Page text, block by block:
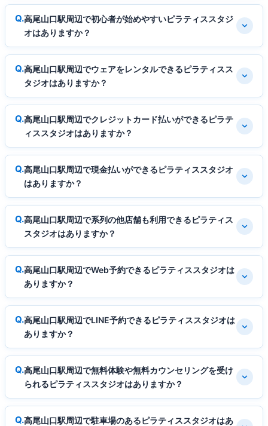
高尾山口駅周辺で初心者が始めやすいピラティススタジ
オはありますか？
高尾山口駅周辺でウェアをレンタルできるピラティスス
タジオはありますか？
高尾山口駅周辺でクレジットカード払いができるピラテ
ィススタジオはありますか？
高尾山口駅周辺で現金払いができるピラティススタジオ
はありますか？
高尾山口駅周辺で系列の他店舗も利用できるピラティス
スタジオはありますか？
高尾山口駅周辺でWeb予約できるピラティススタジオは
ありますか？
高尾山口駅周辺でLINE予約できるピラティススタジオは
ありますか？
高尾山口駅周辺で無料体験や無料カウンセリングを受け
られるピラティススタジオはありますか？
高尾山口駅周辺で駐車場のあるピラティススタジオはあ